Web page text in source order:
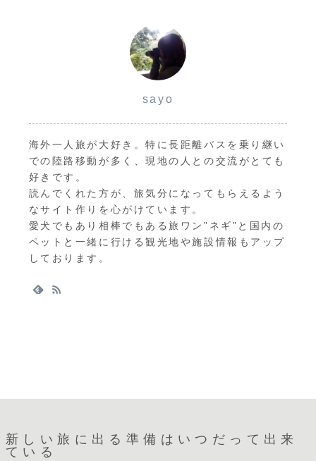
sayo
海外一人旅が大好き。特に長距離バスを乗り継い
での陸路移動が多く、現地の人との交流がとても
好きです。
読んでくれた方が、旅気分になってもらえるよう
なサイト作りを心がけています。
愛犬でもあり相棒でもある旅ワン”ネギ”と国内の
ペットと一緒に行ける観光地や施設情報もアップ
しております。
新しい旅に出る準備はいつだって出来
ている